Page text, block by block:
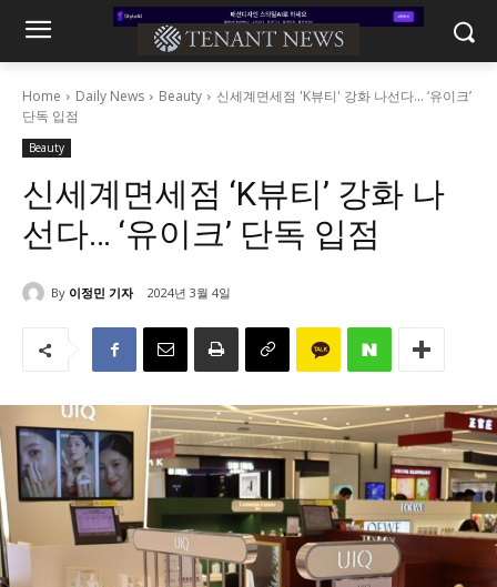
Home Daily News Beauty
신세계면세점 'K뷰티' 강화 나선다... ‘유이크’
단독 입점
Beauty
신세계면세점 ‘K뷰티’ 강화 나
선다… ‘유이크’ 단독 입점
By 이정민 기자 2024년 3월 4일